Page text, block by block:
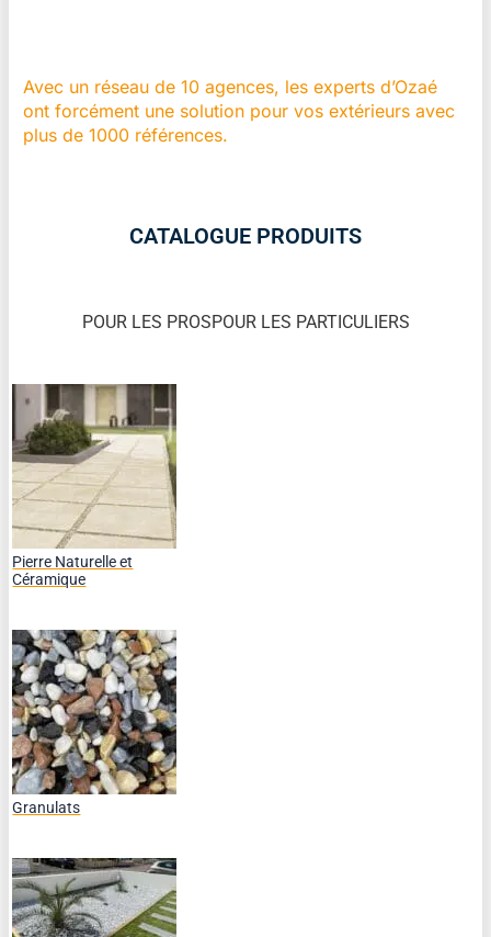
Avec un réseau de 10 agences, les experts d’Ozaé
ont forcément une solution pour vos extérieurs avec
plus de 1000 références.
CATALOGUE PRODUITS
POUR LES PROSPOUR LES PARTICULIERS
Pierre Naturelle et
Céramique
Granulats